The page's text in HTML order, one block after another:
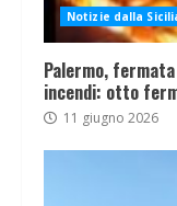
Notizie dalla
Palermo,
incendi: otto
11 giugno 2026